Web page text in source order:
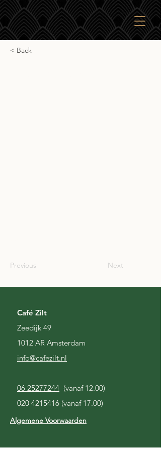
< Back
Previous Next
Café Zilt
Zeedijk 49
1012 AR Amsterdam
info@cafezilt.nl
06 25277244 (vanaf 12.00)
020 4215416 (vanaf 17.00)
Algemene Voorwaarden